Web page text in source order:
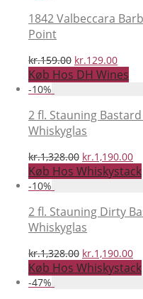
kr.2,748.00.
1842 Valbeccara
Point
kr.159.00 Den
oprindelige
pris
kr.159.00.
kr.129.00Den
pris
Køb Hos DH Wines
-10%
2 fl. Stauning
Whiskyglas
kr.1,328.00 Den
oprindelige
pris
kr.1,328.00.
kr.1,190.00
Køb Hos Whiskystack
-10%
2 fl. Stauning Dirty
Whiskyglas
kr.1,328.00 Den
oprindelige
pris
kr.1,190.00
Køb Hos Whiskystack
-47%